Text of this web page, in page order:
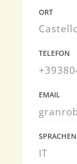
ORT
TELEFON
EMAIL
SPRACHEN
IT